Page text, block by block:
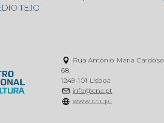
TEJO
Rua António Maria Cardoso
68,
1249-101 Lisboa
info@cnc.pt
www.cnc.pt